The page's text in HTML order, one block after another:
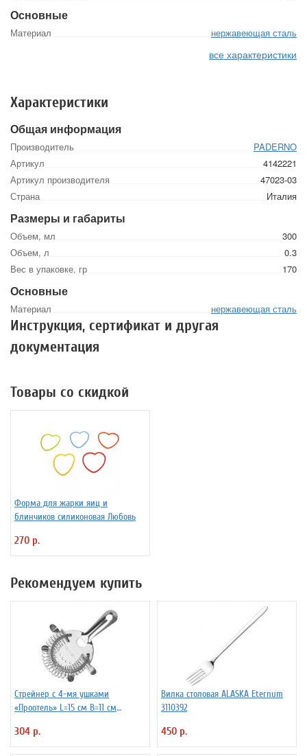
Основные
Материал нержавеющая сталь
все характеристики
Характеристики
Общая информация
Производитель
PADERNO
Артикул
4142221
Артикул производителя
47023-03
Страна
Италия
Размеры и габариты
Объем, мл
300
Объем, л
0.3
Вес в упаковке, гр
170
Основные
Материал нержавеющая сталь
Инструкция, сертификат и другая
документация
Товары со скидкой
Форма для жарки яиц и
блинчиков силиконовая Любовь
270 р.
Рекомендуем купить
Стрейнер с 4-мя ушками
«Проотель» L=15 см B=11 см
304 р.
Вилка столовая ALASKA Eternum
3110392
450 р.